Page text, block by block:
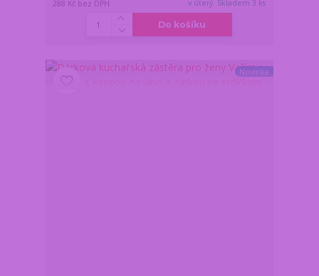
288 Kč bez DPH v úterý. Skladem 3 ks
Do košíku
Novinka